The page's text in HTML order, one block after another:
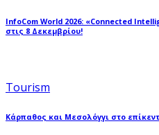
InfoCom World 2026: «Connected
στις 8 Δεκεμβρίου!
Tourism
Κάρπαθος και Μεσολόγγι στο